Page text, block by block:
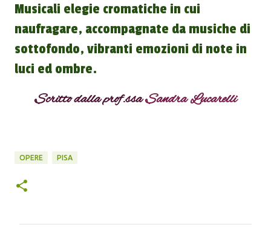
Musicali elegie cromatiche in cui
naufragare, accompagnate da musiche di
sottofondo, vibranti emozioni di note in
luci ed ombre.
Scritto dalla prof.ssaSandra Lucarelli
OPERE PISA